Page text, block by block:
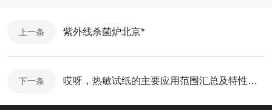
上一条 紫外线杀菌炉北京*
下一条 哎呀，热敏试纸的主要应用范围汇总及特性讲解那么详细